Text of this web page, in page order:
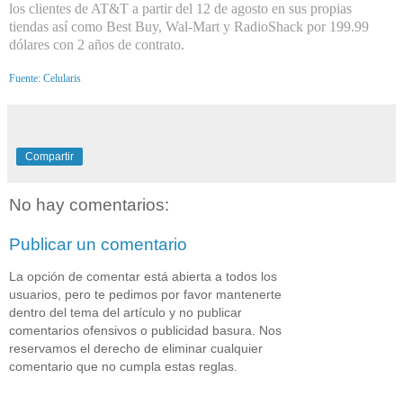
los clientes de AT&T a partir del 12 de agosto en sus propias
tiendas así como Best Buy, Wal-Mart y RadioShack por 199.99
dólares con 2 años de contrato.
Fuente: Celularis
Compartir
No hay comentarios:
Publicar un comentario
La opción de comentar está abierta a todos los
usuarios, pero te pedimos por favor mantenerte
dentro del tema del artículo y no publicar
comentarios ofensivos o publicidad basura. Nos
reservamos el derecho de eliminar cualquier
comentario que no cumpla estas reglas.